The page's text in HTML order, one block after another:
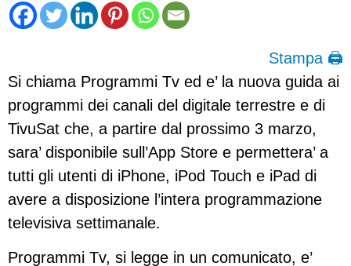
Stampa 🖨
Si chiama Programmi Tv ed e’ la nuova guida ai
programmi dei canali del digitale terrestre e di
TivuSat che, a partire dal prossimo 3 marzo,
sara’ disponibile sull’App Store e permettera’ a
tutti gli utenti di iPhone, iPod Touch e iPad di
avere a disposizione l’intera programmazione
televisiva settimanale.
Programmi Tv, si legge in un comunicato, e’